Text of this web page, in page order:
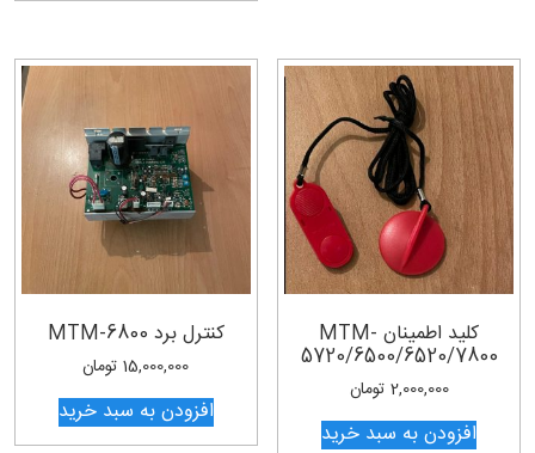
کلید اطمینان MTM-
5720/6500/6520/7800
2,000,000 تومان
افزودن به سبد خرید
کنترل برد MTM-6800
15,000,000 تومان
افزودن به سبد خرید